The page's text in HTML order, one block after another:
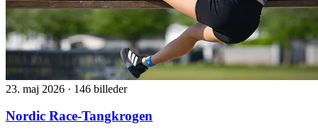
23. maj 2026 · 146 billeder
Nordic Race-Tangkrogen